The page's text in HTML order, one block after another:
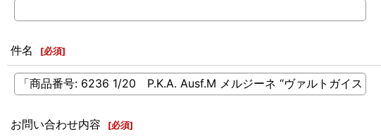
件名 [必須]
お問い合わせ内容 [必須]